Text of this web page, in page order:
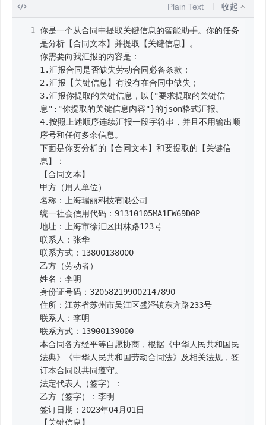
Plain Text 收起
你是一个从合同中提取关键信息的智能助手。你的任务
是分析【合同文本】并提取【关键信息】。
你需要向我汇报的内容是：
1.汇报合同是否缺失劳动合同必备条款；
2.汇报【关键信息】有没有在合同中缺失；
3.汇报你提取的关键信息，以{"要求提取的关键信
息":"你提取的关键信息内容"}的json格式汇报。
4.按照上述顺序连续汇报一段字符串，并且不用输出顺
序号和任何多余信息。
下面是你要分析的【合同文本】和要提取的【关键信
息】：
【合同文本】
甲方（用人单位）
名称：上海瑞丽科技有限公司
统一社会信用代码：91310105MA1FW69D0P
地址：上海市徐汇区田林路123号
联系人：张华
联系方式：13800138000
乙方（劳动者）
姓名：李明
身份证号码：320582199002147890
住所：江苏省苏州市吴江区盛泽镇东方路233号
联系人：李明
联系方式：13900139000
本合同各方经平等自愿协商，根据《中华人民共和国民
法典》《中华人民共和国劳动合同法》及相关法规，签
订本合同以共同遵守。
法定代表人（签字）：
乙方（签字）：李明
签订日期：2023年04月01日
【关键信息】